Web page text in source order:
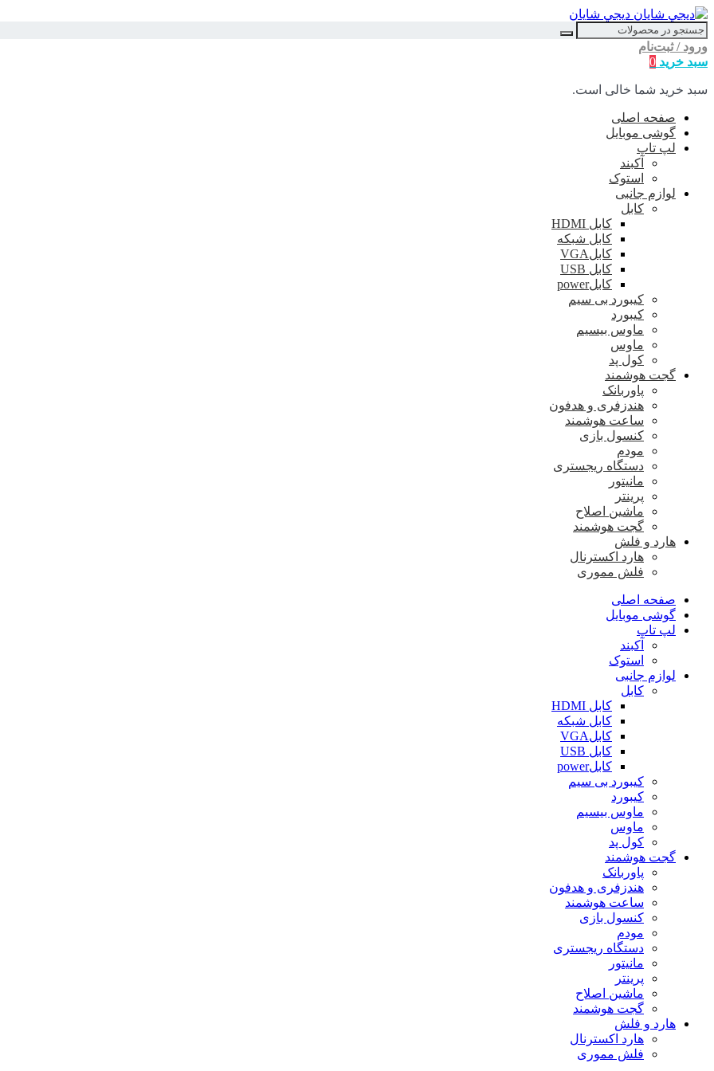
ديجي شايان
ورود / ثبت‌نام
سبد خرید 0
سبد خرید شما خالی است.
صفحه اصلی
گوشی موبایل
لپ تاپ
آکبند
استوک
لوازم جانبی
کابل
کابل HDMI
کابل شبکه
کابلVGA
کابل USB
کابلpower
کیبورد بی سیم
کیبورد
ماوس بیسیم
ماوس
کول پد
گجت هوشمند
پاوربانک
هندزفری و هدفون
ساعت هوشمند
کنسول بازی
مودم
دستگاه ریجستری
مانیتور
پرینتر
ماشین اصلاح
گجت هوشمند
هارد و فلش
هارد اکسترنال
فلش مموری
صفحه اصلی
گوشی موبایل
لپ تاپ
آکبند
استوک
لوازم جانبی
کابل
کابل HDMI
کابل شبکه
کابلVGA
کابل USB
کابلpower
کیبورد بی سیم
کیبورد
ماوس بیسیم
ماوس
کول پد
گجت هوشمند
پاوربانک
هندزفری و هدفون
ساعت هوشمند
کنسول بازی
مودم
دستگاه ریجستری
مانیتور
پرینتر
ماشین اصلاح
گجت هوشمند
هارد و فلش
هارد اکسترنال
فلش مموری